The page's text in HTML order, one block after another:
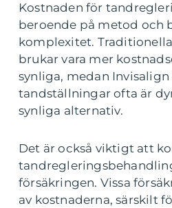
Kostnaden för
beroende på metod och
komplexitet.
brukar vara mer
synliga, medan
tandställningar ofta är
synliga alternativ.
Det är också viktigt att
försäkringen. Vissa
av kostnaderna, särskilt